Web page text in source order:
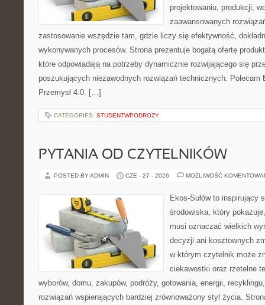
projektowaniu, produkcji,
zaawansowanych
zastosowanie wszędzie tam, gdzie liczy się efektywność,
wykonywanych procesów. Strona prezentuje bogatą ofertę
które odpowiadają na potrzeby dynamicznie rozwijającego się
poszukujących niezawodnych rozwiązań technicznych. Polecam
Przemysł 4.0. […]
CATEGORIES: STUDENTWPODROZY
PYTANIA OD CZYTELNIKÓW
POSTED BY ADMIN CZE - 27 - 2026 MOŻLIWOŚĆ
Ekos-Sułów to inspirujący
środowiska, który
musi oznaczać wielkich
decyzji ani kosztownych
w którym czytelnik może
ciekawostki oraz rzetelne
wyborów, domu, zakupów, podróży, gotowania, energii,
rozwiązań wspierających bardziej zrównoważony styl życia.